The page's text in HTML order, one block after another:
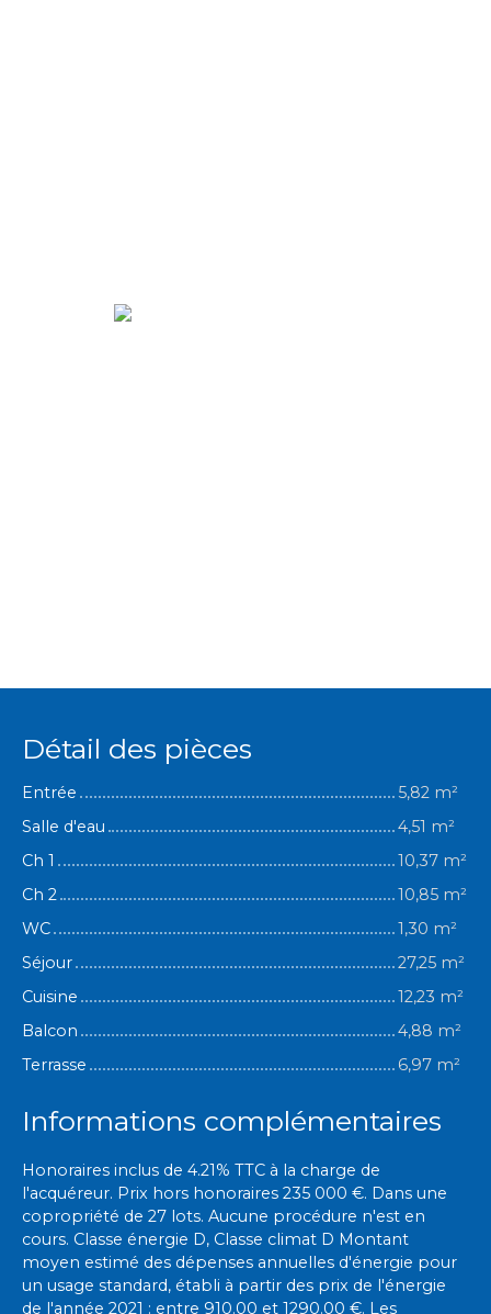
Détail des pièces
Entrée
5,82 m²
Salle d'eau
4,51 m²
Ch 1
10,37 m²
Ch 2
10,85 m²
WC
1,30 m²
Séjour
27,25 m²
Cuisine
12,23 m²
Balcon
4,88 m²
Terrasse
6,97 m²
Informations complémentaires
Honoraires inclus de 4.21% TTC à la charge de
l'acquéreur. Prix hors honoraires 235 000 €. Dans une
copropriété de 27 lots. Aucune procédure n'est en
cours. Classe énergie D, Classe climat D Montant
moyen estimé des dépenses annuelles d'énergie pour
un usage standard, établi à partir des prix de l'énergie
de l'année 2021 : entre 910.00 et 1290.00 €. Les